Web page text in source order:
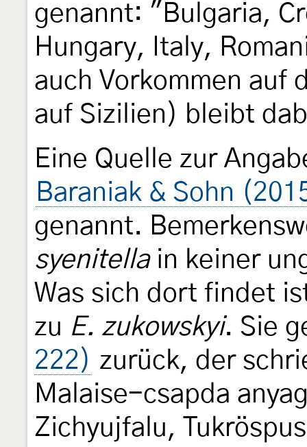
genannt: "Bulgaria,
Hungary, Italy,
auch Vorkommen auf
auf Sizilien) bleibt
Eine Quelle zur
Baraniak & Sohn
genannt.
syenitellain keiner
Was sich dort findet
zu E. zukowskyi. Sie
222) zurück, der
Malaise-csapda
Zichyujfalu,